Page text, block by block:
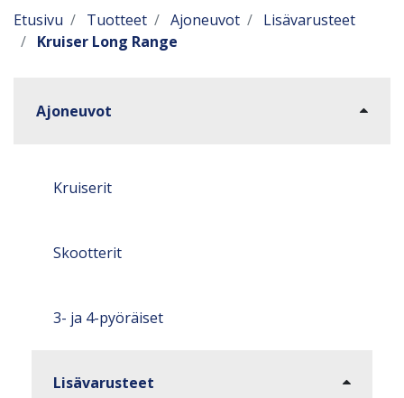
Etusivu Tuotteet Ajoneuvot
Lisävarusteet
Kruiser Long Range
Ajoneuvot
Kruiserit
Skootterit
3- ja 4-pyöräiset
Lisävarusteet